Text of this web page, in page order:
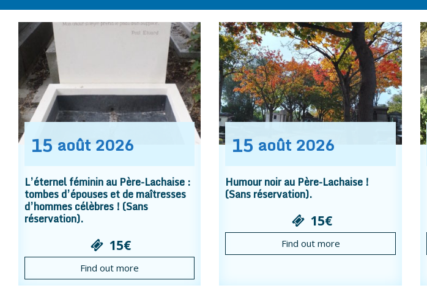
15 août 2026
L’éternel féminin au Père-Lachaise :
tombes d’épouses et de maîtresses
d’hommes célèbres ! (Sans
réservation).
15€
Find out more
15 août 2026
Humour noir au Père-Lachaise !
(Sans réservation).
15€
Find out more